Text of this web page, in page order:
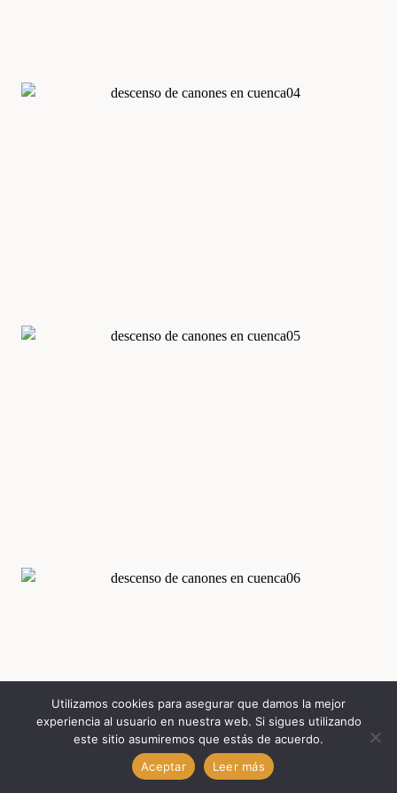
Utilizamos cookies para asegurar que damos la mejor
experiencia al usuario en nuestra web. Si sigues utilizando
este sitio asumiremos que estás de acuerdo.
Aceptar
Leer más